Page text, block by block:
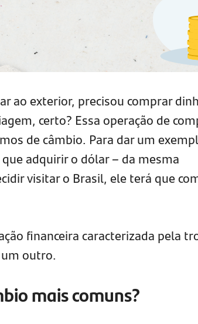
ao exterior, precisou comprar
certo? Essa operação de
de câmbio. Para dar um
adquirir o dólar – da mesma
visitar o Brasil, ele terá que
financeira caracterizada pela
outro.
mais comuns?